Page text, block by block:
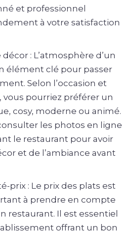
et professionnel
à votre satisfaction
: L’atmosphère d’un
élément clé pour passer
Selon l’occasion et
vous pourriez préférer un
cosy, moderne ou animé.
les photos en ligne
le restaurant pour avoir
et de l’ambiance avant
prix : Le prix des plats est
à prendre en compte
restaurant. Il est essentiel
offrant un bon